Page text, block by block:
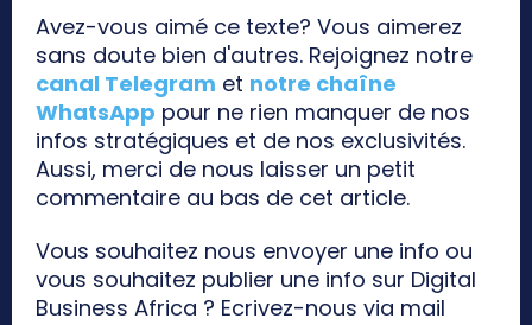
Avez-vous aimé ce texte? Vous aimerez
sans doute bien d'autres. Rejoignez notre
canal Telegram et notre chaîne
WhatsApp pour ne rien manquer de nos
infos stratégiques et de nos exclusivités.
Aussi, merci de nous laisser un petit
commentaire au bas de cet article.
Vous souhaitez nous envoyer une info ou
vous souhaitez publier une info sur Digital
Business Africa ? Ecrivez-nous via mail